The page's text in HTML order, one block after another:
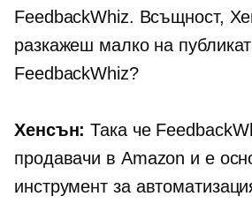
FeedbackWhiz. Всъщност,
разкажеш малко на
FeedbackWhiz?
Хенсън: Така че
продавачи в Amazon и е
инструмент за